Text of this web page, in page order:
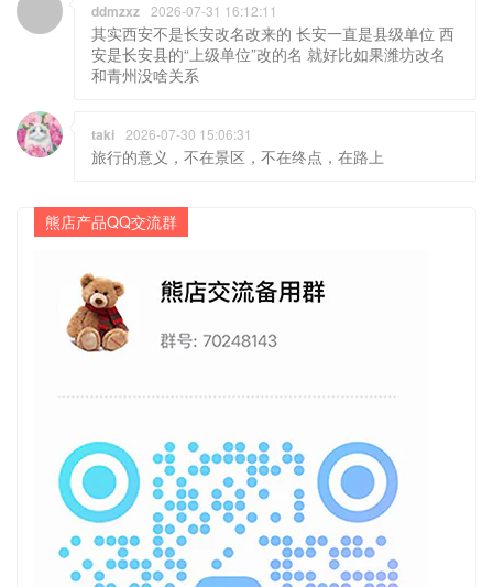
ddmzxz 2026-07-31 16:12:11
其实西安不是长安改名改来的 长安一直是县级单位 西
安是长安县的“上级单位”改的名 就好比如果潍坊改名
和青州没啥关系
taki 2026-07-30 15:06:31
旅行的意义，不在景区，不在终点，在路上
熊店产品QQ交流群